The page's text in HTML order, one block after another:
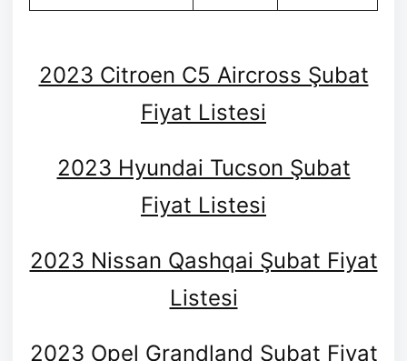
2023 Citroen C5 Aircross Şubat
Fiyat Listesi
2023 Hyundai Tucson Şubat
Fiyat Listesi
2023 Nissan Qashqai Şubat Fiyat
Listesi
2023 Opel Grandland Şubat Fiyat